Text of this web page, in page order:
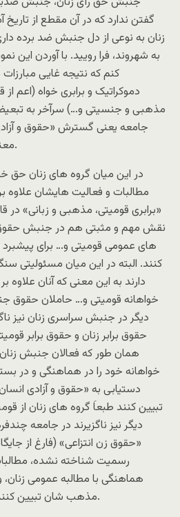
گفتن ندارد که در آن مقطع از
زنان به نوعی از دل جنبش ضد برده
به شهروند، فرا رویید. با آوردن این
کنم که نتیجه غایی
دموکراتیک و برابری خواه (اعم
مذهبی و جنسیتی و…) سرآخر به
جامعه یعنی گسترش «حقوق و
معنای عام آن) منتهی می شود.
در این میان گروه های زنان حق
مطالبات و فعالیت هایشان علاوه
«برابری قومیتی، مذهبی و زبانی»
نقش مهم و مثبتی هم در جنبش حقوق
های عمومی قومیتی و… برای پیشبرد
کنند. البته در این میان مسئولیتی
دارند به این معنی که آنان علاوه
خواهانه قومیتی و… حاملان حقوق
دیگر در جنبش سراسری زنان نیز
حقوق برابر زنان و حقوق برابر
همان طور که فعالان جنبش زنان
خواهانه خود را در هماهنگی و در
دستیابی به «حقوق و آزادی
تبیین کنند طبعاَ گروه های زنان از
دیگر نیز ناگزیرند در جامعه
«حقوق زن انتزاعی» (فارغ از
رسمیت شناخته نشده،
هماهنگی با مطالبه عمومی
مذهب شان تبیین کنند و نه در تضاد و تقابل با آن.